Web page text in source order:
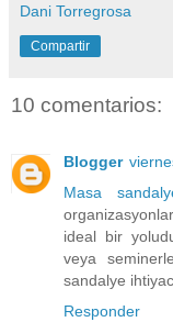
Dani Torregrosa
Compartir
10 comentarios:
Blogger
Masa
ideal bir
veya
sandalye
Responder